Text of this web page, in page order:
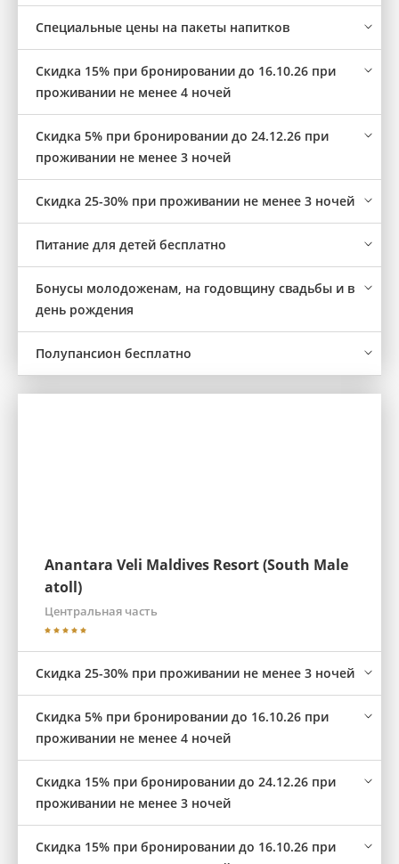
Специальные цены на пакеты напитков
Скидка 15% при бронировании до 16.10.26 при
проживании не менее 4 ночей
Скидка 5% при бронировании до 24.12.26 при
проживании не менее 3 ночей
Cкидка 25-30% при проживании не менее 3 ночей
Питание для детей бесплатно
Бонусы молодоженам, на годовщину свадьбы и в
день рождения
Полупансион бесплатно
Anantara Veli Maldives Resort (South Male
atoll)
Центральная часть
Скидка 25-30% при проживании не менее 3 ночей
Скидка 5% при бронировании до 16.10.26 при
проживании не менее 4 ночей
Скидка 15% при бронировании до 24.12.26 при
проживании не менее 3 ночей
Скидка 15% при бронировании до 16.10.26 при